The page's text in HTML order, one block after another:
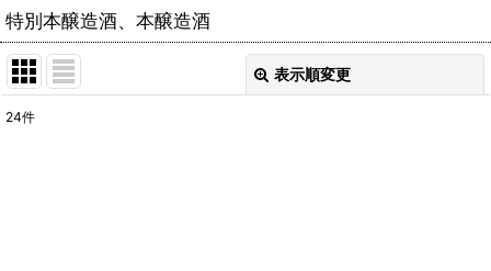
特別本醸造酒、本醸造酒
表示順変更
24件